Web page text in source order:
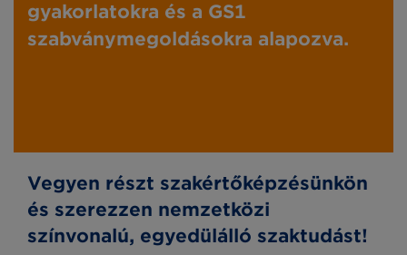
gyakorlatokra és a GS1
szabványmegoldásokra alapozva.
Vegyen részt szakértőképzésünkön
és szerezzen nemzetközi
színvonalú, egyedülálló szaktudást!